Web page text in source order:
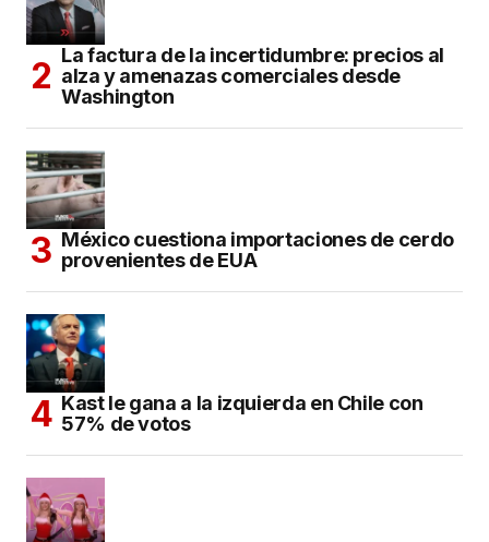
La factura de la incertidumbre: precios al
alza y amenazas comerciales desde
Washington
México cuestiona importaciones de cerdo
provenientes de EUA
Kast le gana a la izquierda en Chile con
57% de votos